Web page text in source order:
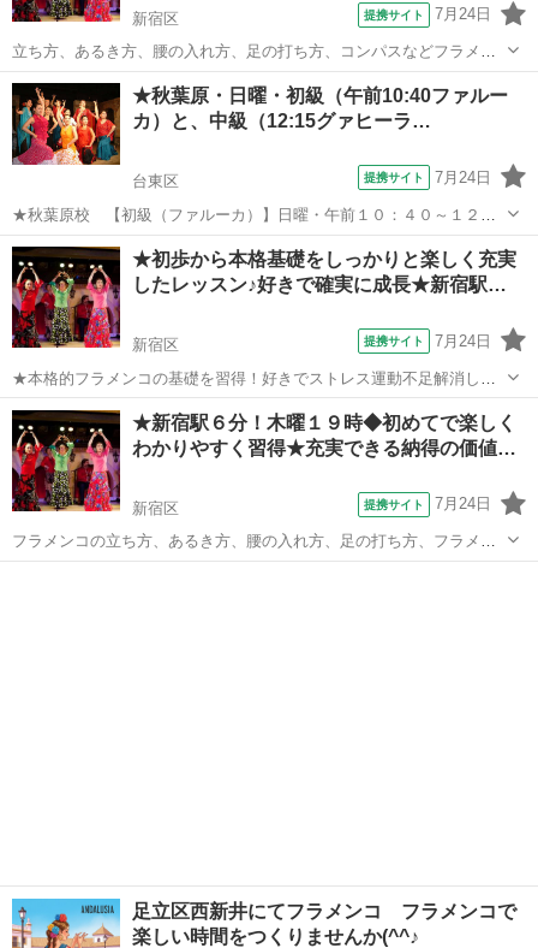
新宿区 提携サイト 7月24日
立ち方、あるき方、腰の入れ方、足の打ち方、コンパスなどフラメン
コの基礎を、楽しくわかりやすく体験できます。基礎は踊るために必
須なテクニックでやらないとうまくなりません！実際に体験してみる
と感じたことのないような体の感覚や世界...
東京 新宿区 フラメンコ
★秋葉原・日曜・初級（午前10:40ファルー
カ）と、中級（12:15グァヒーラ…
台東区 提携サイト 7月24日
★秋葉原校 【初級（ファルーカ）】日曜・午前１０：４０～１２：
１０、 【中級（グァヒーラ）】日曜・１２：１５～１３：４５ 長
く踊っていなかった方で再開の方も☆ 日曜日前後クラスで振替可能 ★
日曜にゆっくり自分の時間をもちた...
東京 台東区 フラメンコ
★初歩から本格基礎をしっかりと楽しく充実
したレッスン♪好きで確実に成長★新宿駅…
新宿区 提携サイト 7月24日
★本格的フラメンコの基礎を習得！好きでストレス運動不足解消し成
長 ◆超便利！新宿駅徒歩６分木曜日１９時～入門初級クラス
https://flamencokiso.wepage.com ●初めてでも初歩からわかりやすく
丁寧...
東京 新宿区 フラメンコ
★新宿駅６分！木曜１９時◆初めてで楽しく
わかりやすく習得★充実できる納得の価値…
新宿区 提携サイト 7月24日
フラメンコの立ち方、あるき方、腰の入れ方、足の打ち方、フラメン
コのリズムなどフラメンコの基礎を、わかりやすく楽しくレッスン。
足立区西新井にてフラメンコ フラメンコで
楽しい時間をつくりませんか(^^♪